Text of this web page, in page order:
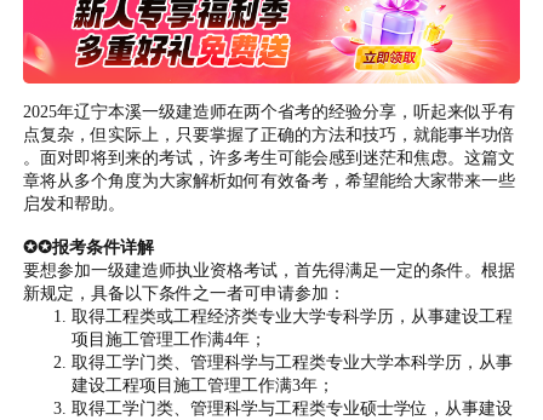
2025年辽宁本溪一级建造师在两个省考的经验分享，听起来似乎有
点复杂，但实际上，只要掌握了正确的方法和技巧，就能事半功倍
。面对即将到来的考试，许多考生可能会感到迷茫和焦虑。这篇文
章将从多个角度为大家解析如何有效备考，希望能给大家带来一些
启发和帮助。
✪✪报考条件详解
要想参加一级建造师执业资格考试，首先得满足一定的条件。根据
新规定，具备以下条件之一者可申请参加：
取得工程类或工程经济类专业大学专科学历，从事建设工程
项目施工管理工作满4年；
取得工学门类、管理科学与工程类专业大学本科学历，从事
建设工程项目施工管理工作满3年；
取得工学门类、管理科学与工程类专业硕士学位，从事建设